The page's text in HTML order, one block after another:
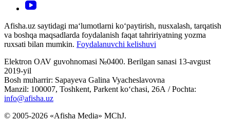
Afisha.uz saytidagi ma‘lumotlarni ko‘paytirish, nusxalash, tarqatish
va boshqa maqsadlarda foydalanish faqat tahririyatning yozma
ruxsati bilan mumkin. Foydalanuvchi kelishuvi
Elektron OAV guvohnomasi №0400. Berilgan sanasi 13-avgust
2019-yil
Bosh muharrir: Sapayeva Galina Vyacheslavovna
Manzil: 100007, Toshkent, Parkent ko‘chasi, 26А / Pochta:
info@afisha.uz
© 2005-2026 «Afisha Media» MChJ.